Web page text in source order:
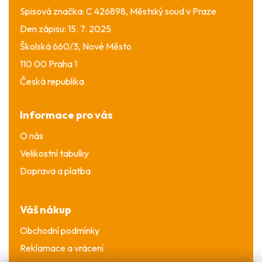
Spisová značka: C 426898, Městský soud v Praze
Den zápisu: 15. 7. 2025
Školská 660/3, Nové Město
110 00 Praha 1
Česká republika
Informace pro vás
O nás
Velikostní tabulky
Doprava a platba
Váš nákup
Obchodní podmínky
Reklamace a vrácení